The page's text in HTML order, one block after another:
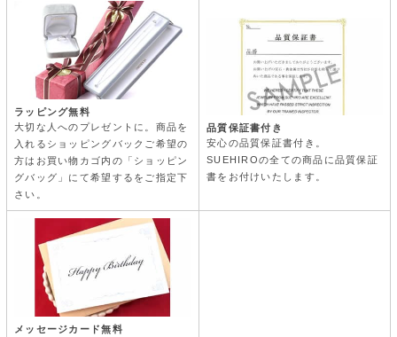
ラッピング無料
大切な人へのプレゼントに。商品を
入れるショッピングバックご希望の
方はお買い物カゴ内の「ショッピン
グバッグ」にて希望するをご指定下
さい。
品質保証書付き
安心の品質保証書付き。
SUEHIROの全ての商品に品質保証
書をお付けいたします。
メッセージカード無料